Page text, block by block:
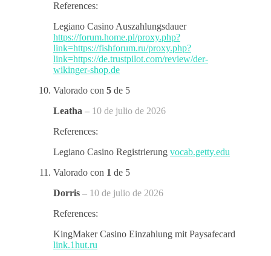
References:
Legiano Casino Auszahlungsdauer
https://forum.home.pl/proxy.php?
link=https://fishforum.ru/proxy.php?
link=https://de.trustpilot.com/review/der-
wikinger-shop.de
Valorado con 5 de 5
Leatha – 10 de julio de 2026
References:
Legiano Casino Registrierung vocab.getty.edu
Valorado con 1 de 5
Dorris – 10 de julio de 2026
References:
KingMaker Casino Einzahlung mit Paysafecard
link.1hut.ru